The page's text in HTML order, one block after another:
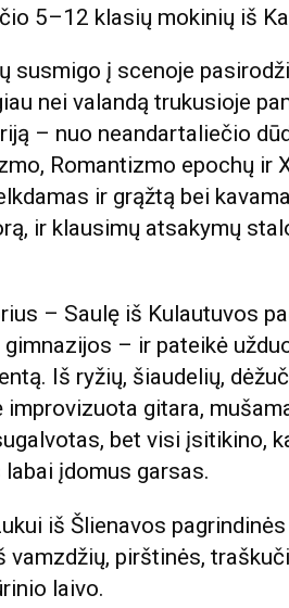
5–12 klasių mokinių iš
susmigo į scenoje
nei valandą trukusioje
– nuo neandartaliečio
Romantizmo epochų ir
ir grąžtą bei
ir klausimų atsakymų
– Saulę iš Kulautuvos
– ir pateikė
Iš ryžių, šiaudelių,
improvizuota gitara,
bet visi įsitikino,
įdomus garsas.
iš Šlienavos
pirštinės,
laivo.